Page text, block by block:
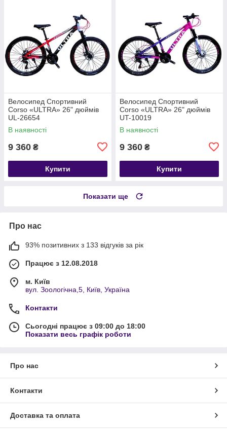
Велосипед Спортивний
Corso «ULTRA» 26" дюймів
UL-26654
В наявності
9 360 ₴
Купити
Велосипед Спортивний
Corso «ULTRA» 26" дюймів
UT-10019
В наявності
9 360 ₴
Купити
Показати ще
Про нас
93% позитивних з 133 відгуків за рік
Працює з 12.08.2018
м. Київ
вул. Зоологічна,5, Київ, Україна
Контакти
Сьогодні працює з 09:00 до 18:00
Показати весь графік роботи
Про нас
Контакти
Доставка та оплата